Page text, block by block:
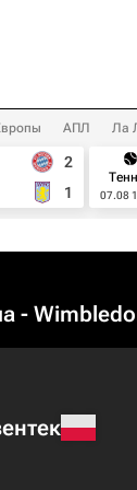
АПЛ Ла
2
1
07.08
-